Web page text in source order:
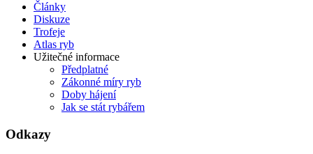
Články
Diskuze
Trofeje
Atlas ryb
Užitečné informace
Předplatné
Zákonné míry ryb
Doby hájení
Jak se stát rybářem
Odkazy